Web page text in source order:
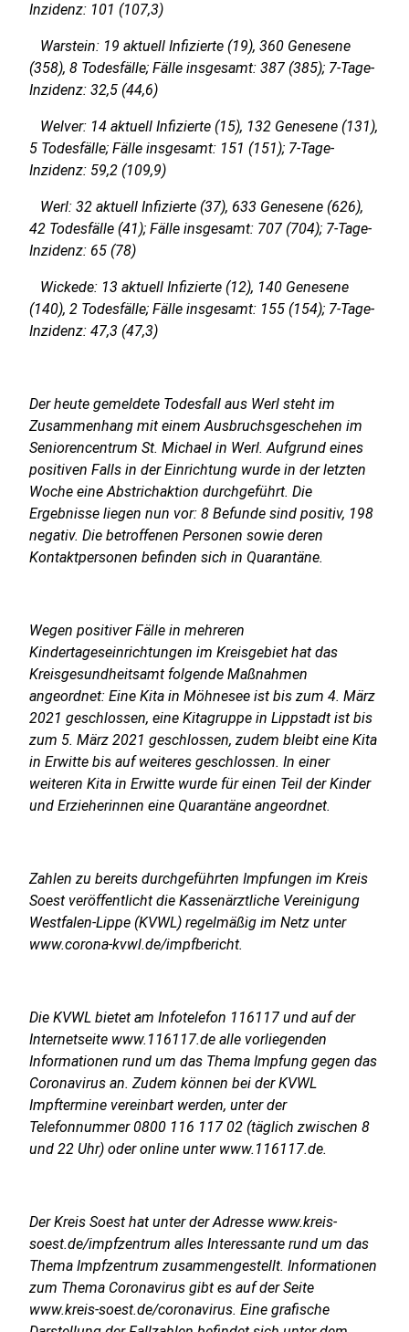
Inzidenz: 101 (107,3)
Warstein: 19 aktuell Infizierte (19), 360 Genesene
(358), 8 Todesfälle; Fälle insgesamt: 387 (385); 7-Tage-
Inzidenz: 32,5 (44,6)
Welver: 14 aktuell Infizierte (15), 132 Genesene (131),
5 Todesfälle; Fälle insgesamt: 151 (151); 7-Tage-
Inzidenz: 59,2 (109,9)
Werl: 32 aktuell Infizierte (37), 633 Genesene (626),
42 Todesfälle (41); Fälle insgesamt: 707 (704); 7-Tage-
Inzidenz: 65 (78)
Wickede: 13 aktuell Infizierte (12), 140 Genesene
(140), 2 Todesfälle; Fälle insgesamt: 155 (154); 7-Tage-
Inzidenz: 47,3 (47,3)
Der heute gemeldete Todesfall aus Werl steht im
Zusammenhang mit einem Ausbruchsgeschehen im
Seniorencentrum St. Michael in Werl. Aufgrund eines
positiven Falls in der Einrichtung wurde in der letzten
Woche eine Abstrichaktion durchgeführt. Die
Ergebnisse liegen nun vor: 8 Befunde sind positiv, 198
negativ. Die betroffenen Personen sowie deren
Kontaktpersonen befinden sich in Quarantäne.
Wegen positiver Fälle in mehreren
Kindertageseinrichtungen im Kreisgebiet hat das
Kreisgesundheitsamt folgende Maßnahmen
angeordnet: Eine Kita in Möhnesee ist bis zum 4. März
2021 geschlossen, eine Kitagruppe in Lippstadt ist bis
zum 5. März 2021 geschlossen, zudem bleibt eine Kita
in Erwitte bis auf weiteres geschlossen. In einer
weiteren Kita in Erwitte wurde für einen Teil der Kinder
und Erzieherinnen eine Quarantäne angeordnet.
Zahlen zu bereits durchgeführten Impfungen im Kreis
Soest veröffentlicht die Kassenärztliche Vereinigung
Westfalen-Lippe (KVWL) regelmäßig im Netz unter
www.corona-kvwl.de/impfbericht.
Die KVWL bietet am Infotelefon 116117 und auf der
Internetseite www.116117.de alle vorliegenden
Informationen rund um das Thema Impfung gegen das
Coronavirus an. Zudem können bei der KVWL
Impftermine vereinbart werden, unter der
Telefonnummer 0800 116 117 02 (täglich zwischen 8
und 22 Uhr) oder online unter www.116117.de.
Der Kreis Soest hat unter der Adresse www.kreis-
soest.de/impfzentrum alles Interessante rund um das
Thema Impfzentrum zusammengestellt. Informationen
zum Thema Coronavirus gibt es auf der Seite
www.kreis-soest.de/coronavirus. Eine grafische